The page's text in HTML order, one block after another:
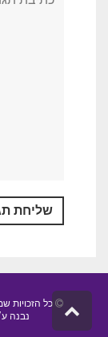
כל הזכויות
נבנהגלילה
לראש